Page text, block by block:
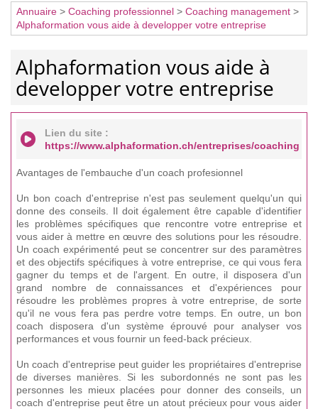
Annuaire > Coaching professionnel > Coaching management >
Alphaformation vous aide à developper votre entreprise
Alphaformation vous aide à
developper votre entreprise
Lien du site :
https://www.alphaformation.ch/entreprises/coaching
Avantages de l'embauche d'un coach profesionnel
Un bon coach d'entreprise n'est pas seulement quelqu'un qui
donne des conseils. Il doit également être capable d'identifier
les problèmes spécifiques que rencontre votre entreprise et
vous aider à mettre en œuvre des solutions pour les résoudre.
Un coach expérimenté peut se concentrer sur des paramètres
et des objectifs spécifiques à votre entreprise, ce qui vous fera
gagner du temps et de l'argent. En outre, il disposera d'un
grand nombre de connaissances et d'expériences pour
résoudre les problèmes propres à votre entreprise, de sorte
qu'il ne vous fera pas perdre votre temps. En outre, un bon
coach disposera d'un système éprouvé pour analyser vos
performances et vous fournir un feed-back précieux.
Un coach d'entreprise peut guider les propriétaires d'entreprise
de diverses manières. Si les subordonnés ne sont pas les
personnes les mieux placées pour donner des conseils, un
coach d'entreprise peut être un atout précieux pour vous aider